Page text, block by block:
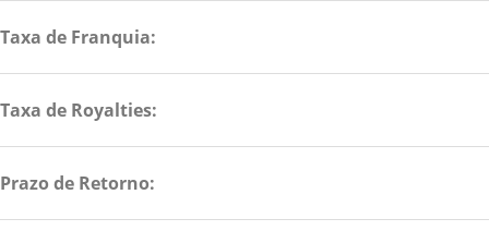
Taxa de Franquia:
Taxa de Royalties:
Prazo de Retorno: